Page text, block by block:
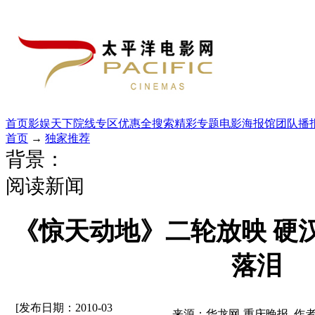
首页影娱天下院线专区优惠全搜索精彩专题电影海报馆团队播
首页 → 独家推荐
背景：
阅读新闻
《惊天动地》二轮放映 硬
落泪
[发布日期：2010-03